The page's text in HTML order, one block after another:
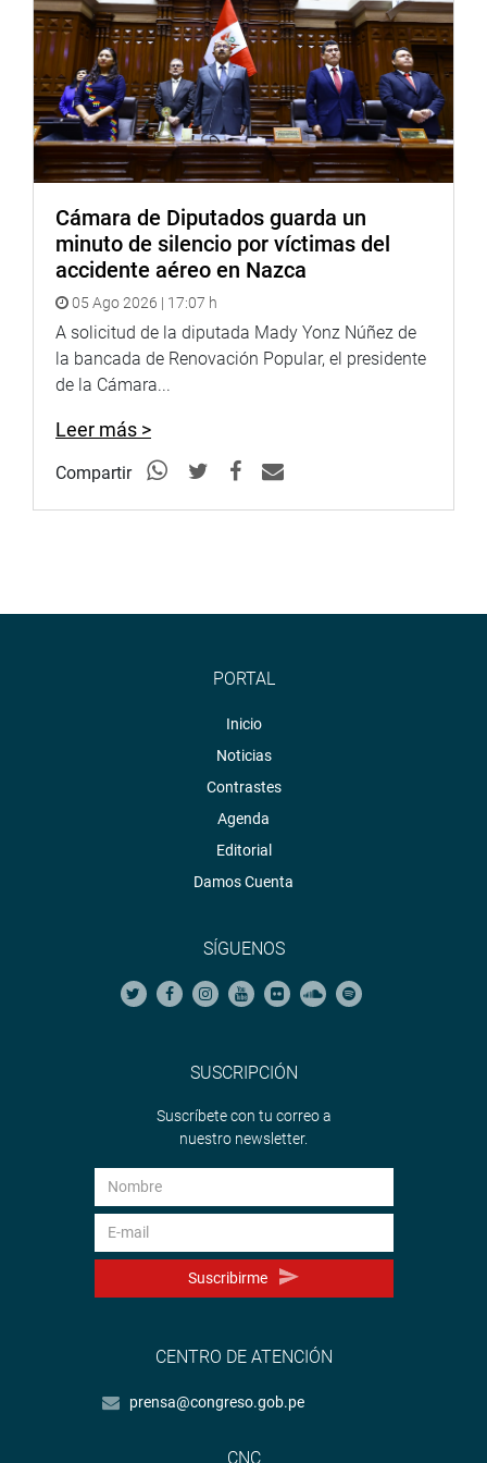
urgentes por la falta de avances y la gestión ineficiente de
recursos, ya que éste es solo del 1.57%”, dijo.
Montalvo Cubas instó a la procuraduría para que realice
las denuncias correspondientes sobre los actos de
corrupción y negligencia, en Amazonas.
OFICINA DE COMUNICACIONES E IMAGEN
Cámara de Diputados guarda un
minuto de silencio por víctimas del
accidente aéreo en Nazca
05 Ago 2026 | 17:07 h
A solicitud de la diputada Mady Yonz Núñez de
la bancada de Renovación Popular, el presidente
de la Cámara...
Leer más >
Compartir
PORTAL
Inicio
Noticias
Contrastes
Agenda
Editorial
Damos Cuenta
SÍGUENOS
SUSCRIPCIÓN
Suscríbete con tu correo a
nuestro newsletter.
Suscribirme
CENTRO DE ATENCIÓN
prensa@congreso.gob.pe
CNC